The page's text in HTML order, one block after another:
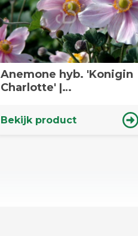
Anemone hyb. 'Konigin
Charlotte' |
plant
Bekijk product